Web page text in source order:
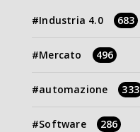
Industria 4.0 683
Mercato 496
automazione 333
Software 286